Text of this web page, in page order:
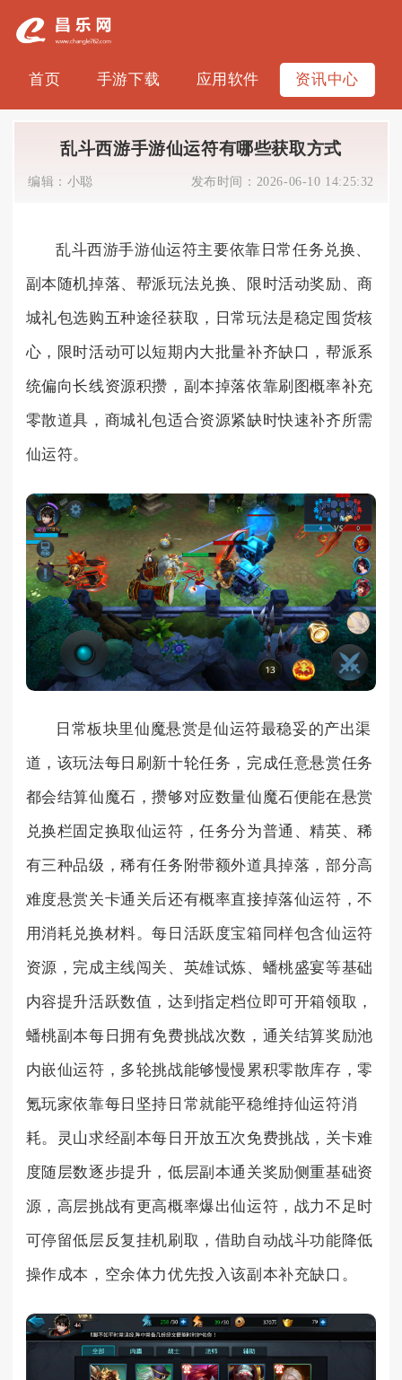
首页 手游下载 应用软件 资讯中心
乱斗西游手游仙运符有哪些获取方式
编辑： 小聪 发布时间： 2026-06-10 14:25:32
乱斗西游手游仙运符主要依靠日常任务兑换、
副本随机掉落、帮派玩法兑换、限时活动奖励、商
城礼包选购五种途径获取，日常玩法是稳定囤货核
心，限时活动可以短期内大批量补齐缺口，帮派系
统偏向长线资源积攒，副本掉落依靠刷图概率补充
零散道具，商城礼包适合资源紧缺时快速补齐所需
仙运符。
日常板块里仙魔悬赏是仙运符最稳妥的产出渠
道，该玩法每日刷新十轮任务，完成任意悬赏任务
都会结算仙魔石，攒够对应数量仙魔石便能在悬赏
兑换栏固定换取仙运符，任务分为普通、精英、稀
有三种品级，稀有任务附带额外道具掉落，部分高
难度悬赏关卡通关后还有概率直接掉落仙运符，不
用消耗兑换材料。每日活跃度宝箱同样包含仙运符
资源，完成主线闯关、英雄试炼、蟠桃盛宴等基础
内容提升活跃数值，达到指定档位即可开箱领取，
蟠桃副本每日拥有免费挑战次数，通关结算奖励池
内嵌仙运符，多轮挑战能够慢慢累积零散库存，零
氪玩家依靠每日坚持日常就能平稳维持仙运符消
耗。灵山求经副本每日开放五次免费挑战，关卡难
度随层数逐步提升，低层副本通关奖励侧重基础资
源，高层挑战有更高概率爆出仙运符，战力不足时
可停留低层反复挂机刷取，借助自动战斗功能降低
操作成本，空余体力优先投入该副本补充缺口。